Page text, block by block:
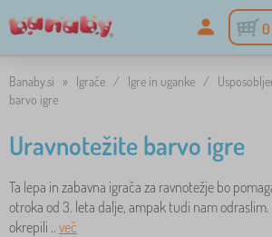
Banaby.si » Igrače / Igre in uganke /
barvo igre
Uravnotežite barvo igre
Ta lepa in zabavna igrača za ravnotežje bo
otroka od 3. leta dalje, ampak tudi nam
okrepili .. več